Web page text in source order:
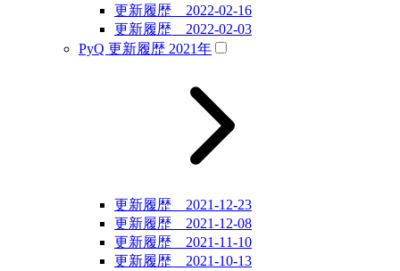
更新履歴 2022-02-16
更新履歴 2022-02-03
PyQ 更新履歴 2021年
更新履歴 2021-12-23
更新履歴 2021-12-08
更新履歴 2021-11-10
更新履歴 2021-10-13